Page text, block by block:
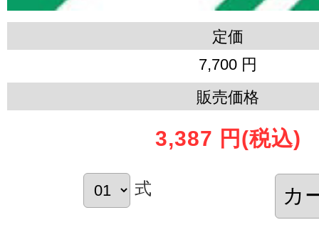
定価
7,700 円
販売価格
3,387 円 (税込)
式